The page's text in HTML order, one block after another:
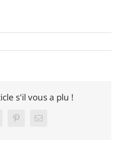
s'il vous a plu !
PinterestEmail